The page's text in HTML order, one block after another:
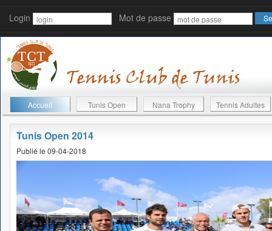
Login Mot de passe
Accueil Tunis Open Nana Trophy Tennis Adultes
Tunis Open 2014
Publié le 09-04-2018